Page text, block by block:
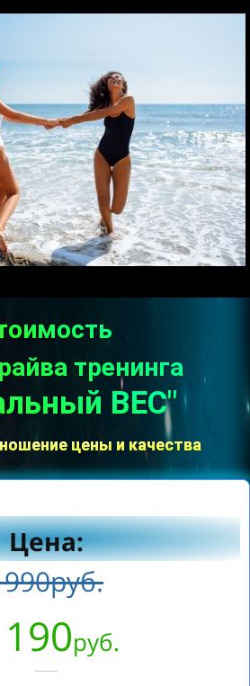
тренинга
ВЕС"
цены и качества
Цена:
руб.
руб.